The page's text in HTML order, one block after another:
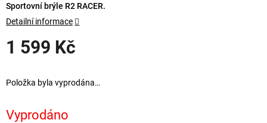
1 599 Kč
cena:
Vyprodáno
Položka byla vyprodána…
Sportovní brýle R2 RACER.
Detailní informace